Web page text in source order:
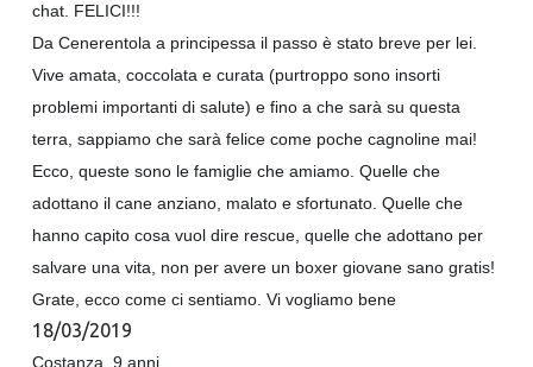
chat. FELICI!!!
Da Cenerentola a principessa il passo è stato breve per lei.
Vive amata, coccolata e curata (purtroppo sono insorti
problemi importanti di salute) e fino a che sarà su questa
terra, sappiamo che sarà felice come poche cagnoline mai!
Ecco, queste sono le famiglie che amiamo. Quelle che
adottano il cane anziano, malato e sfortunato. Quelle che
hanno capito cosa vuol dire rescue, quelle che adottano per
salvare una vita, non per avere un boxer giovane sano gratis!
Grate, ecco come ci sentiamo. Vi vogliamo bene
18/03/2019
Costanza, 9 anni